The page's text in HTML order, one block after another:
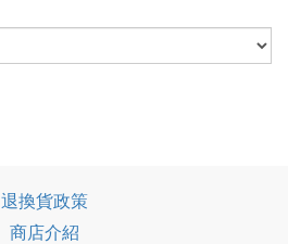
退換貨政策
商店介紹